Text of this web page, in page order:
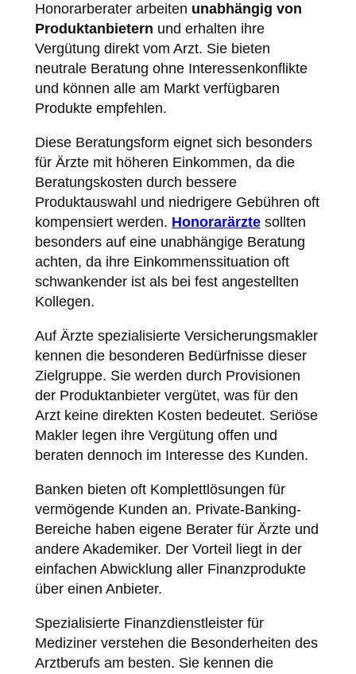
Honorarberater arbeiten unabhängig von
Produktanbietern und erhalten ihre
Vergütung direkt vom Arzt. Sie bieten
neutrale Beratung ohne Interessenkonflikte
und können alle am Markt verfügbaren
Produkte empfehlen.
Diese Beratungsform eignet sich besonders
für Ärzte mit höheren Einkommen, da die
Beratungskosten durch bessere
Produktauswahl und niedrigere Gebühren oft
kompensiert werden. Honorarärztesollten
besonders auf eine unabhängige Beratung
achten, da ihre Einkommenssituation oft
schwankender ist als bei fest angestellten
Kollegen.
Auf Ärzte spezialisierte Versicherungsmakler
kennen die besonderen Bedürfnisse dieser
Zielgruppe. Sie werden durch Provisionen
der Produktanbieter vergütet, was für den
Arzt keine direkten Kosten bedeutet. Seriöse
Makler legen ihre Vergütung offen und
beraten dennoch im Interesse des Kunden.
Banken bieten oft Komplettlösungen für
vermögende Kunden an. Private-Banking-
Bereiche haben eigene Berater für Ärzte und
andere Akademiker. Der Vorteil liegt in der
einfachen Abwicklung aller Finanzprodukte
über einen Anbieter.
Spezialisierte Finanzdienstleister für
Mediziner verstehen die Besonderheiten des
Arztberufs am besten. Sie kennen die